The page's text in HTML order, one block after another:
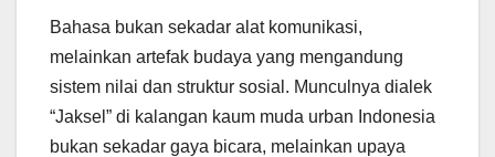
Bahasa bukan sekadar alat komunikasi,
melainkan artefak budaya yang mengandung
sistem nilai dan struktur sosial. Munculnya dialek
“Jaksel” di kalangan kaum muda urban Indonesia
bukan sekadar gaya bicara, melainkan upaya